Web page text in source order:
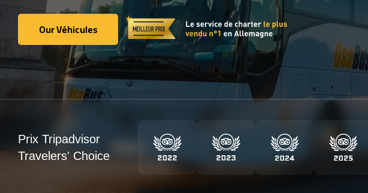
Our Véhicules
Our Véhicules
Prix Tripadvisor
Travelers' Choice